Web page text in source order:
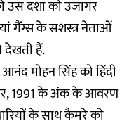
उस दशा को उजागर
गैंग्स के सशस्त्र नेताओं
देखती हैं.
मोहन सिंह को हिंदी
1991 के अंक के आवरण
के साथ कैमरे को